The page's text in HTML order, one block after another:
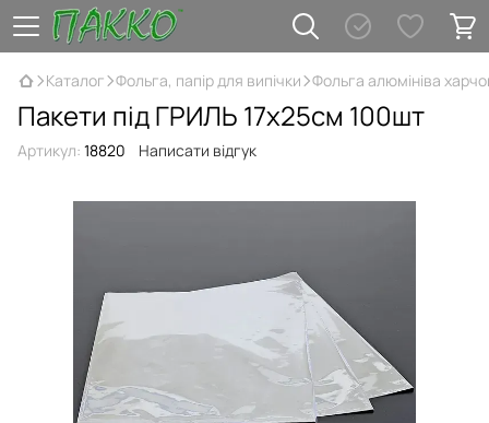
Каталог Фольга, папір для випічки Фольга алюмініва
Пакети під ГРИЛЬ 17х25см 100шт
Артикул: 18820 Написати відгук